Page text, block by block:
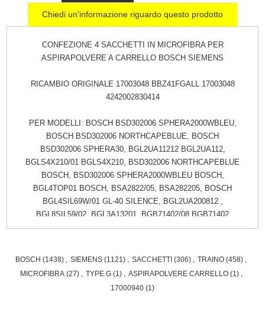
Chiedi un'informazione riguardo questo prodotto
CONFEZIONE 4 SACCHETTI IN MICROFIBRA PER
ASPIRAPOLVERE A CARRELLO BOSCH SIEMENS
RICAMBIO ORIGINALE 17003048 BBZ41FGALL 17003048
4242002830414
PER MODELLI: BOSCH BSD302006 SPHERA2000WBLEU,
BOSCH BSD302006 NORTHCAPEBLUE, BOSCH
BSD302006 SPHERA30, BGL2UA11212 BGL2UA112,
BGLS4X210/01 BGLS4X210, BSD302006 NORTHCAPEBLUE
BOSCH, BSD302006 SPHERA2000WBLEU BOSCH,
BGL4TOP01 BOSCH, BSA2822/05, BSA282205, BOSCH
BGL4SIL69W/01 GL-40 SILENCE, BGL2UA200812 ,
BGL8SIL59/02, BGL3A13201, BGB71402/08 BGB71402
Aspirateur BGB71403/08 BGB71403 Aspirateur BGB71403/10
Aspirateur BGB7230/08 BGB7230 Aspirateur BGB7230/10
BGB7230 Aspirateur BGB7230/12 BGB7230 Aspirateur
BGB7331S/08 BGB7331S Aspirateur BGB7331S/10
BOSCH (1438) SIEMENS (1121) SACCHETTI (306) TRAINO (458)
MICROFIBRA (27) TYPE G (1) ASPIRAPOLVERE CARRELLO (1)
17000940 (1)